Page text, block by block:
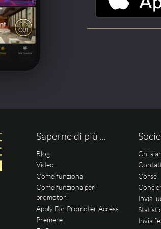
Saperne di più ...
Blog
Video
Come funziona
Come funziona per i
promotori
Apply For Promoter Access
Premere
Chi
Corse
Invia
Invia